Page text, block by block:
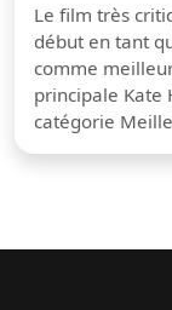
Le film très
début en tant
comme
principale Kate
catégorie